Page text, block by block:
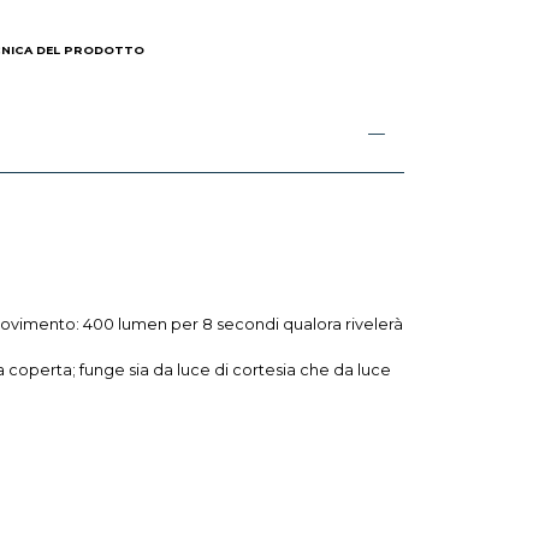
DEL PRODOTTO
400 lumen per 8 secondi qualora rivelerà
funge sia da luce di cortesia che da luce